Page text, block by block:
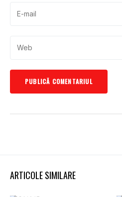
ARTICOLE SIMILARE